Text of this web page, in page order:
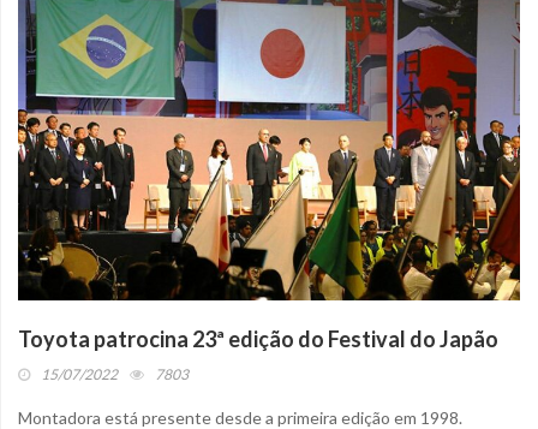
Toyota patrocina 23ª edição do Festival do Japão
15/07/2022 7803
Montadora está presente desde a primeira edição em 1998.